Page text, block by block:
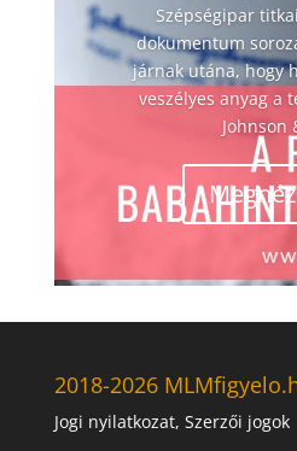
Szépségipar
dokumentum
járnak utána, hogy
veszélyes anyag a
Johnson
2018-2026
Jogi nyilatkozat, Szerzői jogok